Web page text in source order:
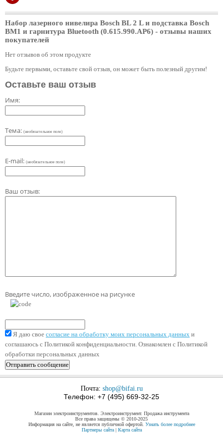
Набор лазерного нивелира Bosch BL 2 L и подставка Bosch
BM1 и гарнитура Bluetooth (0.615.990.AP6) - отзывы наших
покупателей
Нет отзывов об этом продукте
Будьте первыми, оставьте свой отзыв, он может быть полезный другим!
Оставьте ваш отзыв
Имя:
Тема: (необязательное поле)
E-mail: (необязательное поле)
Ваш отзыв:
Введите число, изображенное на рисунке
Я даю свое согласие на обработку моих персональных данных и
соглашаюсь с Политикой конфиденциальности. Ознакомлен с Политикой
обработки персональных данных
Почта: shop@bifai.ru
Телефон: +7 (495) 669-32-25
Магазин электроинструментов. Электроинструмент. Продажа инструмента
Все права защищены © 2010-2025
Информация на сайте, не является публичной офертой. Узнать более подробнее
Партнеры сайта| Карта сайта